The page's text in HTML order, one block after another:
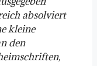
absolviert
kleine
den